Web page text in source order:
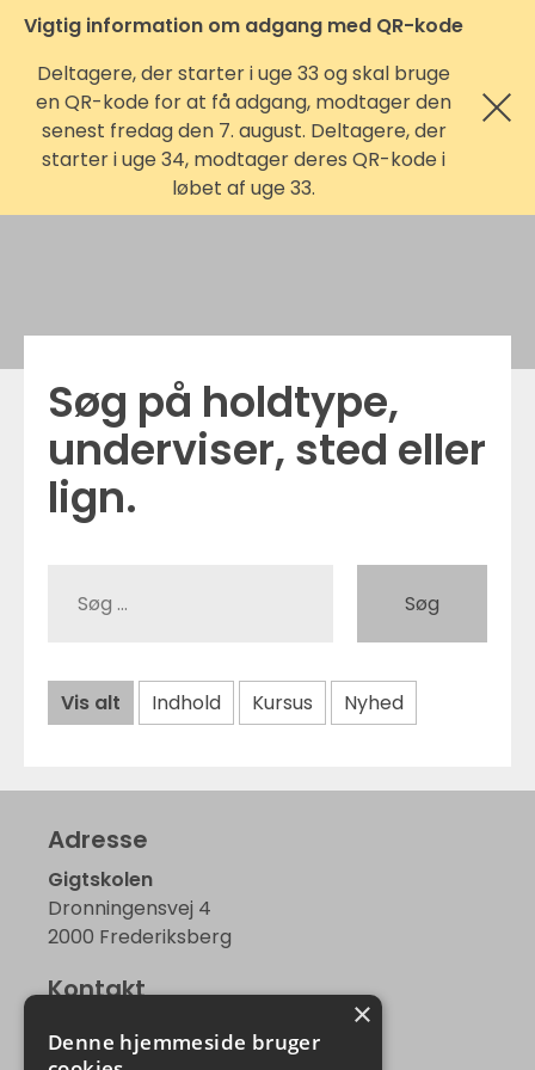
Vigtig information om adgang med QR-kode
Deltagere, der starter i uge 33 og skal bruge
en QR-kode for at få adgang, modtager den
senest fredag den 7. august. Deltagere, der
starter i uge 34, modtager deres QR-kode i
løbet af uge 33.
Søg på holdtype,
underviser, sted eller
lign.
Søg
Vis alt Indhold Kursus Nyhed
Adresse
Gigtskolen
Dronningensvej 4
2000 Frederiksberg
Kontakt
kontor@gigtskolen.dk
Tlf. 49 76 31 00
×
Denne hjemmeside bruger